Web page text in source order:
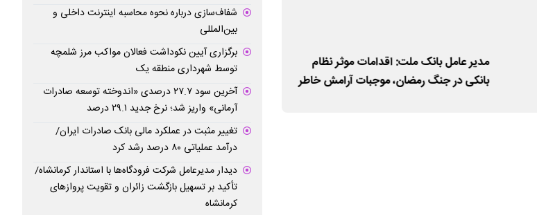
مدیر عامل بانک ملت: اقدامات موثر نظام
بانکی در جنگ رمضان، موجبات آرامش خاطر
برگزاری مزایده عمومی ۶۵ فقره از املاک
مازاد بانک ملت
نسخه های جدید
شفاف‌سازی درباره نحوه محاسبه اینترنت داخلی و
بین‌المللی
برگزاری آیین نکوداشت فعالان مواکب مرز شلمچه
توسط شهرداری منطقه یک
آخرین سود ۲۷.۷ درصدی «اندوخته توسعه صادرات
آرمانی» واریز شد؛ نرخ جدید ۲۹.۱ درصد
تغییر مثبت در عملکرد مالی بانک صادرات ایران/
درآمد عملیاتی ۸۰ درصد رشد کرد
دیدار مدیرعامل شرکت فرودگاه‌ها با استاندار کرمانشاه/
تأکید بر تسهیل بازگشت زائران و تقویت پروازهای
کرمانشاه